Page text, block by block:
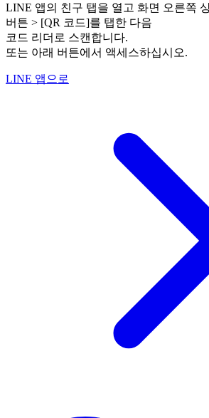
LINE 앱의 친구 탭을 열고 화면 오른쪽
버튼 > [QR 코드]를 탭한 다음
코드 리더로 스캔합니다.
또는 아래 버튼에서 액세스하십시오.
LINE 앱으로